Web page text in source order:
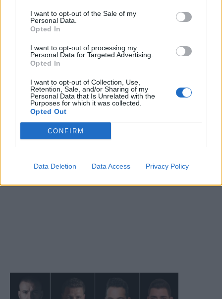
I want to opt-out of the Sale of my
Personal Data.
Opted In
I want to opt-out of processing my
Personal Data for Targeted Advertising.
Opted In
I want to opt-out of Collection, Use,
Retention, Sale, and/or Sharing of my
Personal Data that Is Unrelated with the
Purposes for which it was collected.
Opted Out
CONFIRM
Data Deletion Data Access Privacy Policy